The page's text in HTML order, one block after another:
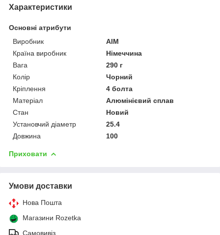
Характеристики
Основні атрибути
Виробник
AIM
Країна виробник
Німеччина
Вага
290 г
Колір
Чорний
Кріплення
4 болта
Матеріал
Алюмінієвий сплав
Стан
Новий
Установчий діаметр
25.4
Довжина
100
Приховати
Умови доставки
Нова Пошта
Магазини Rozetka
Самовивіз